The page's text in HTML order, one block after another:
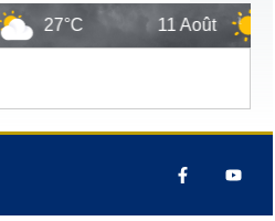
27°C 11 Août